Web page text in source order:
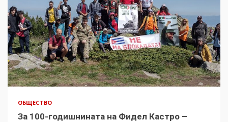
ОБЩЕСТВО
За 100-годишнината на Фидел Кастро –